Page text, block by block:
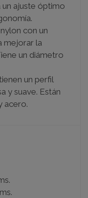
un ajuste óptimo
con un
mejorar la
un diámetro
un perfil
y suave. Están
acero.